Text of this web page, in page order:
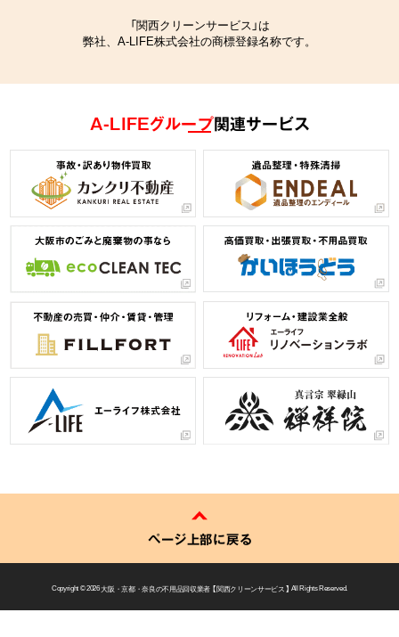
「関西クリーンサービス」は
弊社、A-LIFE株式会社の商標登録名称です。
A-LIFEグループ関連サービス
ページ上部に戻る
Copyright © 2026大阪・京都・奈良の不用品回収業者 【 関西クリーンサービス 】 All Rights Reserved.